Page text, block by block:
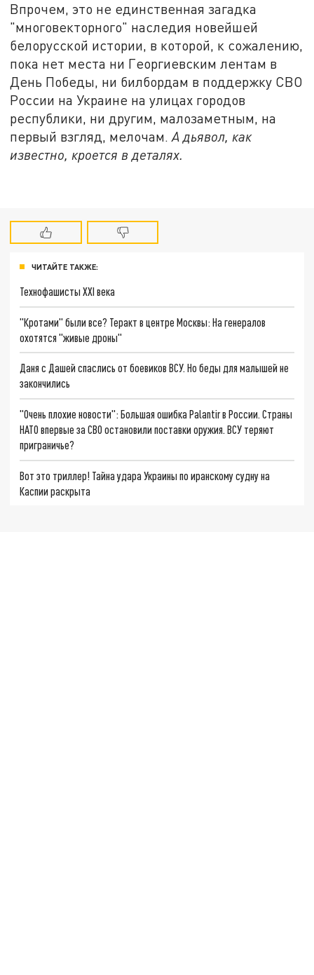
Впрочем, это не единственная загадка
"многовекторного" наследия новейшей
белорусской истории, в которой, к сожалению,
пока нет места ни Георгиевским лентам в
День Победы, ни билбордам в поддержку СВО
России на Украине на улицах городов
республики, ни другим, малозаметным, на
первый взгляд, мелочам.А дьявол, как
известно, кроется в деталях.
ЧИТАЙТЕ ТАКЖЕ:
Технофашисты XXI века
"Кротами" были все? Теракт в центре Москвы: На генералов
охотятся "живые дроны"
Даня с Дашей спаслись от боевиков ВСУ. Но беды для малышей не
закончились
"Очень плохие новости": Большая ошибка Palantir в России. Страны
НАТО впервые за СВО остановили поставки оружия. ВСУ теряют
приграничье?
Вот это триллер! Тайна удара Украины по иранскому судну на
Каспии раскрыта